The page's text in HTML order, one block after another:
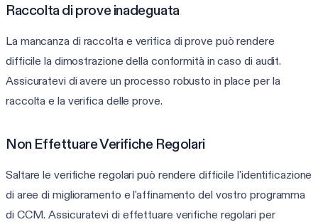
Raccolta di prove inadeguata
La mancanza di raccolta e verifica di prove può rendere
difficile la dimostrazione della conformità in caso di audit.
Assicuratevi di avere un processo robusto in place per la
raccolta e la verifica delle prove.
Non Effettuare Verifiche Regolari
Saltare le verifiche regolari può rendere difficile l'identificazione
di aree di miglioramento e l'affinamento del vostro programma
di CCM. Assicuratevi di effettuare verifiche regolari per